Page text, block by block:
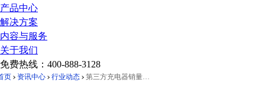
产品中心
解决方案
内容与服务
关于我们
免费热线： 400-888-3128
页 资讯中心 行业动态 第三方充电器销量暴涨